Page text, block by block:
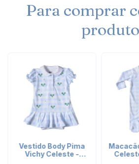
Para comprar
produto
Vestido Body Pima
Vichy Celeste -